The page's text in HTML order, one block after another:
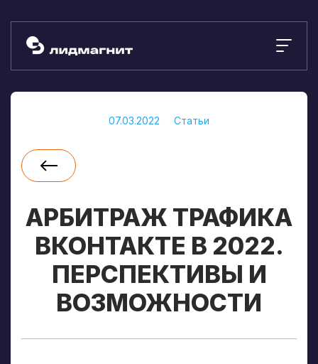
07.03.2022 Статьи
АРБИТРАЖ ТРАФИКА
ВКОНТАКТЕ В 2022.
ПЕРСПЕКТИВЫ И
ВОЗМОЖНОСТИ